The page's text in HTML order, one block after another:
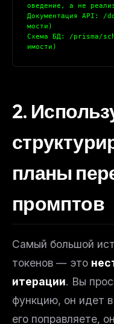
оведение, а не
Документация API: /
мости)
Схема БД: /prisma/
имости)
2.
планы
промптов
Самый большой
токенов — это
итерации. Вы
функцию, он идет
его поправляете,